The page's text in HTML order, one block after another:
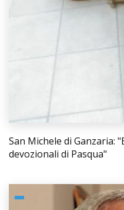
San Michele di Ganzaria:
devozionali di Pasqua"